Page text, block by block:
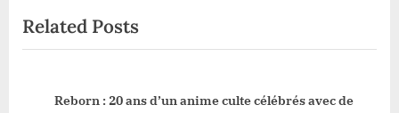
o
u
t
P
Related Posts
Reborn : 20 ans d’un anime culte célébrés avec de